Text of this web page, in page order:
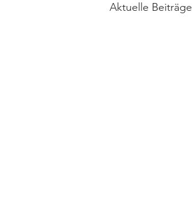
Aktuelle Beiträge